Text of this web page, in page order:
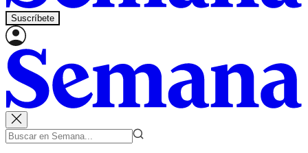
Suscríbete